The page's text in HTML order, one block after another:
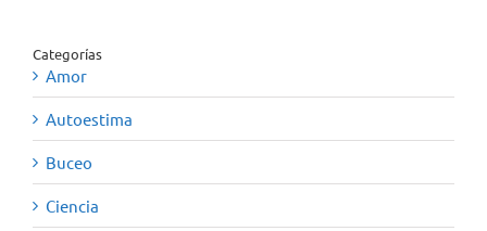
Categorías
Amor
Autoestima
Buceo
Ciencia